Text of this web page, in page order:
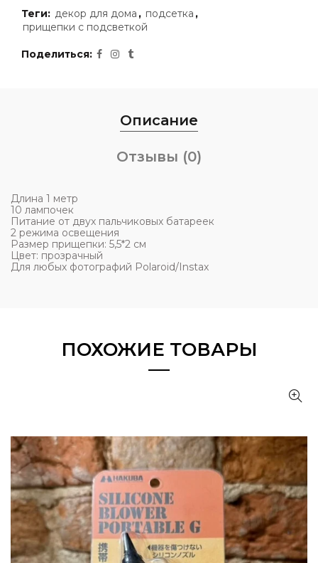
Теги: декор для дома , подсетка ,
прищепки с подсветкой
Поделиться
Описание
Отзывы (0)
Длина 1 метр
10 лампочек
Питание от двух пальчиковых батареек
2 режима освещения
Размер прищепки: 5,5*2 см
Цвет: прозрачный
Для любых фотографий Polaroid/Instax
ПОХОЖИЕ ТОВАРЫ